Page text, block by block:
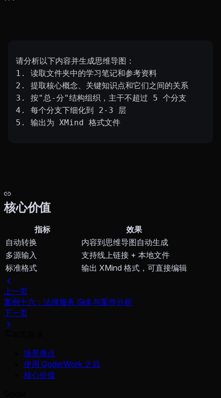
请分析以下内容并生成思维导图：
1. 读取文件夹中的学习笔记和参考资料
2. 提取核心概念、关键知识点和它们之间的关系
3. 按"总-分"结构组织，主干不超过 5 个分支
4. 每个分支下细化到 2-3 层
5. 输出为 XMind 格式文件
核心价值
指标
效果
自动转换
内容到思维导图自动生成
多源输入
支持线上链接 + 本地文件
标准格式
输出 XMind 格式，可直接编辑
上一页
案例十六：法律服务 Skill 与案件分析
下一页
场景痛点
使用 QoderWork 之后
核心价值